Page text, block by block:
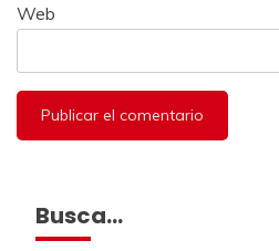
Web
Busca…